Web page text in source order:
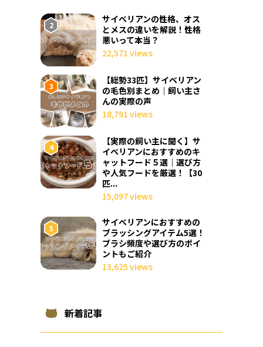
サイベリアンの性格、オス
とメスの違いを解説！性格
悪いって本当？
22,571 views
【総勢33匹】サイベリアン
の毛色別まとめ｜飼い主さ
んの実際の声
18,791 views
【実際の飼い主に聞く】サ
イベリアンにおすすめのキ
ャットフード５選｜選び方
や人気フードを厳選！【30
匹...
15,097 views
サイベリアンにおすすめの
ブラッシングアイテム5選！
ブラシ頻度や選び方のポイ
ントもご紹介
13,625 views
新着記事